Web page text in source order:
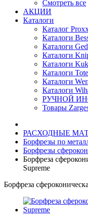
Смотреть все
АКЦИИ
Каталоги
Каталог
Каталоги
Каталоги
Каталоги
Каталоги
Каталоги
Каталоги
Каталоги
РУЧНОЙ
Товары
РАСХОДНЫЕ
Борфрезы по
Борфрезы
Борфреза
Supreme
Борфреза